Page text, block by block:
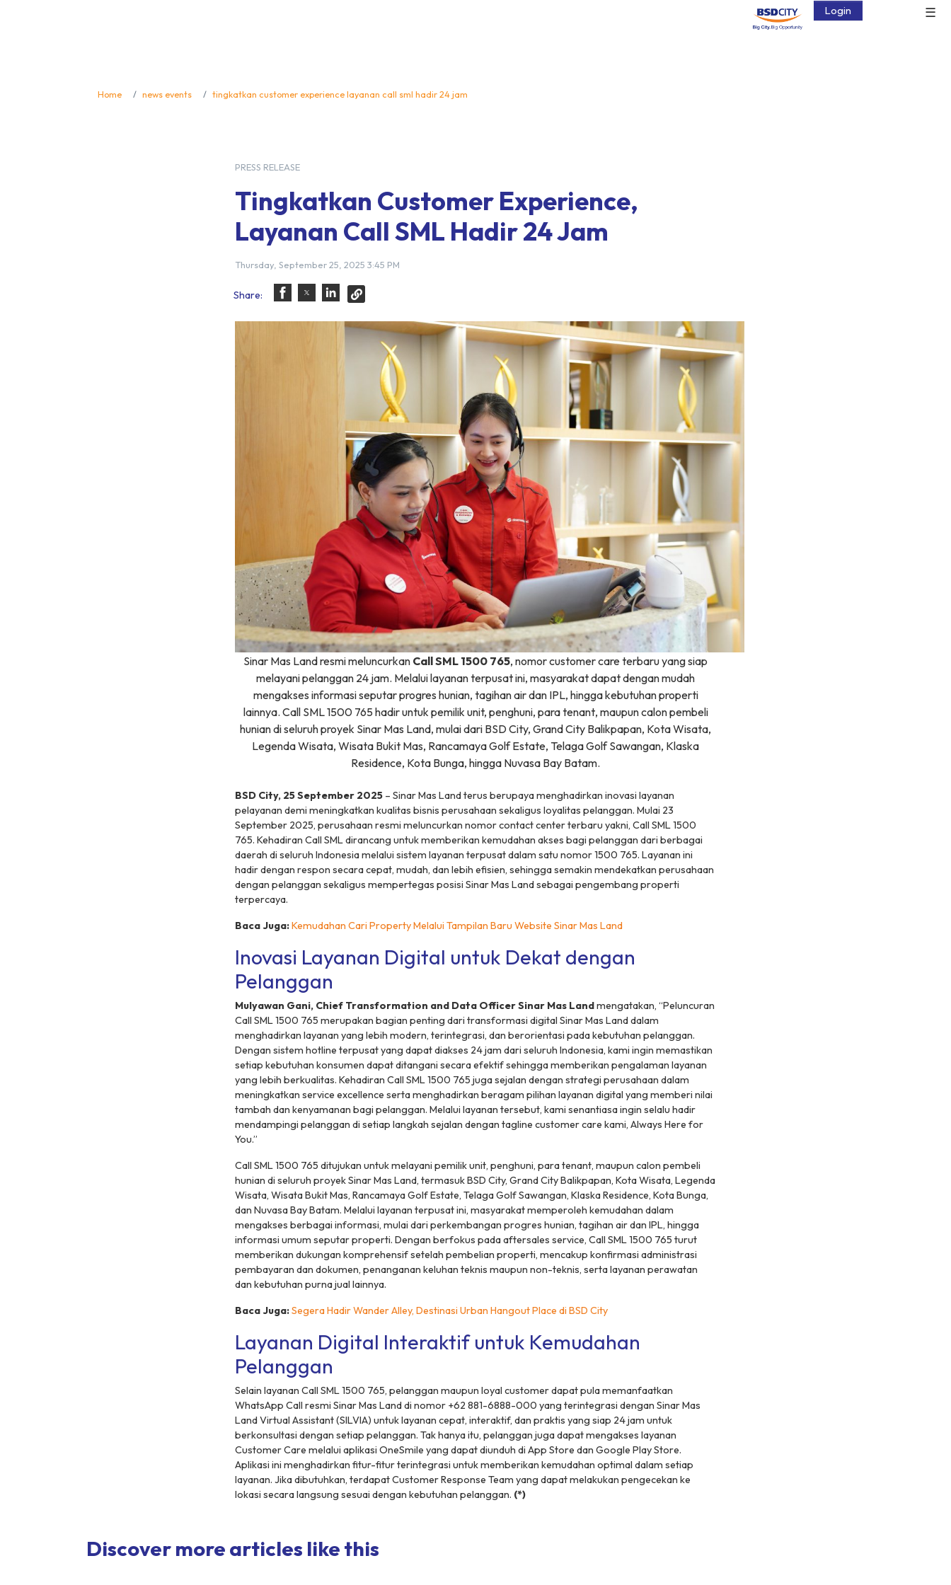
☰
Login
Home news events tingkatkan customer experience layanan call sml hadir 24 jam
PRESS RELEASE
Tingkatkan Customer Experience,
Layanan Call SML Hadir 24 Jam
Thursday, September 25, 2025 3:45 PM
Share:
Sinar Mas Land resmi meluncurkan Call SML 1500 765, nomorcustomer careterbaru yang siap
melayani pelanggan 24 jam. Melalui layanan terpusat ini, masyarakat dapat dengan mudah
mengakses informasi seputar progres hunian, tagihan air dan IPL, hingga kebutuhan properti
lainnya. Call SML 1500 765 hadir untuk pemilik unit, penghuni, paratenant, maupun calon pembeli
hunian di seluruh proyek Sinar Mas Land, mulai dari BSD City, Grand City Balikpapan, Kota Wisata,
Legenda Wisata, Wisata Bukit Mas, Rancamaya Golf Estate, Telaga Golf Sawangan, Klaska
Residence, Kota Bunga, hingga Nuvasa Bay Batam.
BSD City, 25 September 2025 – Sinar Mas Land terus berupaya menghadirkan inovasi layanan
pelayanan demi meningkatkan kualitas bisnis perusahaan sekaligus loyalitas pelanggan. Mulai 23
September 2025, perusahaan resmi meluncurkan nomorcontact centerterbaru yakni, Call SML 1500
765. Kehadiran Call SML dirancang untuk memberikan kemudahan akses bagi pelanggan dari berbagai
daerah di seluruh Indonesia melalui sistem layanan terpusat dalam satu nomor 1500 765. Layanan ini
hadir dengan respon secara cepat, mudah, dan lebih efisien, sehingga semakin mendekatkan perusahaan
dengan pelanggan sekaligus mempertegas posisi Sinar Mas Land sebagai pengembang properti
terpercaya.
Baca Juga:Kemudahan Cari Property Melalui Tampilan Baru Website Sinar Mas Land
Inovasi Layanan Digital untuk Dekat dengan
Pelanggan
Mulyawan Gani, Chief Transformation and Data Officer Sinar Mas Landmengatakan, “Peluncuran
Call SML 1500 765 merupakan bagian penting dari transformasi digital Sinar Mas Land dalam
menghadirkan layanan yang lebih modern, terintegrasi, dan berorientasi pada kebutuhan pelanggan.
Dengan sistem hotline terpusat yang dapat diakses 24 jam dari seluruh Indonesia, kami ingin memastikan
setiap kebutuhan konsumen dapat ditangani secara efektif sehingga memberikan pengalaman layanan
yang lebih berkualitas. Kehadiran Call SML 1500 765 juga sejalan dengan strategi perusahaan dalam
meningkatkan service excellence serta menghadirkan beragam pilihan layanan digital yang memberi nilai
tambah dan kenyamanan bagi pelanggan. Melalui layanan tersebut, kami senantiasa ingin selalu hadir
mendampingi pelanggan di setiap langkah sejalan dengan tagline customer care kami, Always Here for
You.”
Call SML 1500 765 ditujukan untuk melayani pemilik unit, penghuni, paratenant, maupun calon pembeli
hunian di seluruh proyek Sinar Mas Land, termasuk BSD City, Grand City Balikpapan, Kota Wisata, Legenda
Wisata, Wisata Bukit Mas, Rancamaya Golf Estate, Telaga Golf Sawangan, Klaska Residence, Kota Bunga,
dan Nuvasa Bay Batam. Melalui layanan terpusat ini, masyarakat memperoleh kemudahan dalam
mengakses berbagai informasi, mulai dari perkembangan progres hunian, tagihan air dan IPL, hingga
informasi umum seputar properti. Dengan berfokus padaaftersales service, Call SML 1500 765 turut
memberikan dukungan komprehensif setelah pembelian properti, mencakup konfirmasi administrasi
pembayaran dan dokumen, penanganan keluhan teknis maupun non-teknis, serta layanan perawatan
dan kebutuhan purna jual lainnya.
Baca Juga:Segera Hadir Wander Alley, Destinasi Urban Hangout Place di BSD City
Layanan Digital Interaktif untuk Kemudahan
Pelanggan
Selain layanan Call SML 1500 765, pelanggan maupun loyal customerdapat pula memanfaatkan
WhatsApp Call resmi Sinar Mas Land di nomor +62 881-6888-000 yang terintegrasi dengan Sinar Mas
Land Virtual Assistant (SILVIA) untuk layanan cepat, interaktif, dan praktis yang siap 24 jam untuk
berkonsultasi dengan setiap pelanggan. Tak hanya itu, pelanggan juga dapat mengakses layanan
Customer Care melalui aplikasi OneSmile yang dapat diunduh di App Store dan Google Play Store.
Aplikasi ini menghadirkan fitur-fitur terintegrasi untuk memberikan kemudahan optimal dalam setiap
layanan. Jika dibutuhkan, terdapatCustomer Response Team yang dapat melakukan pengecekan ke
lokasi secara langsung sesuai dengan kebutuhan pelanggan. (*)
Discover more articles like this